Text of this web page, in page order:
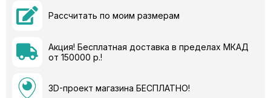
Рассчитать по моим размерам
Акция! Бесплатная доставка в пределах МКАД
от 150000 р.!
3D-проект магазина БЕСПЛАТНО!